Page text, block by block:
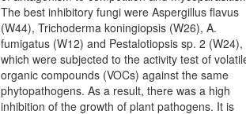
The best inhibitory fungi were Aspergillus flavus
(W44), Trichoderma koningiopsis (W26), A.
fumigatus (W12) and Pestalotiopsis sp. 2 (W24),
which were subjected to the activity test of
organic compounds (VOCs) against the same
phytopathogens. As a result, there was a high
inhibition of the growth of plant pathogens. It is